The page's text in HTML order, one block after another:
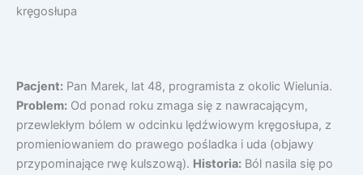
kręgosłupa
Pacjent: Pan Marek, lat 48, programista z okolic Wielunia.
Problem: Od ponad roku zmaga się z nawracającym,
przewlekłym bólem w odcinku lędźwiowym kręgosłupa, z
promieniowaniem do prawego pośladka i uda (objawy
przypominające rwę kulszową). Historia: Ból nasila się po